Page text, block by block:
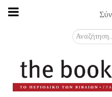
Αναζήτηση...